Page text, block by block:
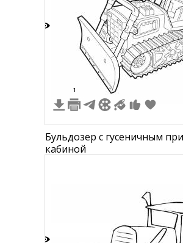
1
Бульдозер с гусеничным
кабиной